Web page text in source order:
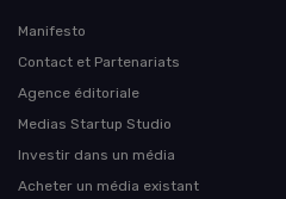
Manifesto
Contact et Partenariats
Agence éditoriale
Medias Startup Studio
Investir dans un média
Acheter un média existant